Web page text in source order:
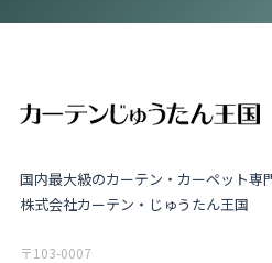
国内最大級のカーテン・カーペット専
株式会社カーテン・じゅうたん王国
〒103-0007